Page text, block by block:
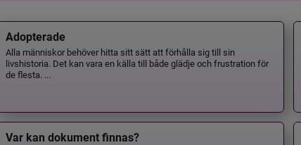
Adopterade
Alla människor behöver hitta sitt sätt att förhålla sig till sin
livshistoria. Det kan vara en källa till både glädje och frustration för
de flesta. ...
Var kan dokument finnas?